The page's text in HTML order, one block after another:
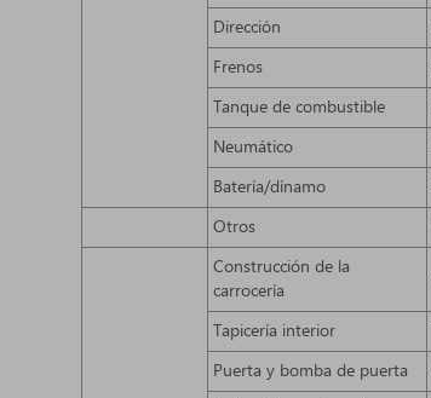
Dirección
Frenos
Tanque de combustible
Neumático
Batería/dínamo
Otros
Construcción de la
carrocería
Tapicería interior
Puerta y bomba de puerta